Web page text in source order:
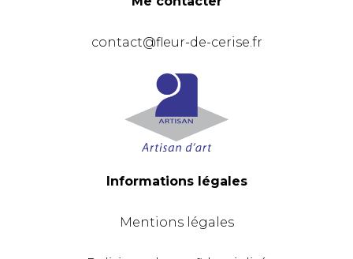
contact@fleur-de-cerise.fr
Informations légales
Mentions légales